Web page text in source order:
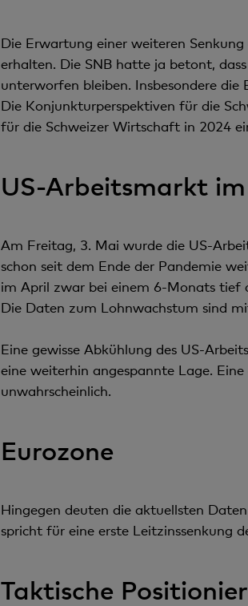
Die Erwartung einer weiteren
erhalten. Die SNB hatte ja betont,
unterworfen bleiben. Insbesondere
Die Konjunkturperspektiven für die
für die Schweizer Wirtschaft in 2024
US-Arbeitsmarkt
Am Freitag, 3. Mai wurde die US-
schon seit dem Ende der Pandemie
im April zwar bei einem 6-Monats tief
Die Daten zum Lohnwachstum sind
Eine gewisse Abkühlung des US-
eine weiterhin angespannte Lage.
unwahrscheinlich.
Eurozone
Hingegen deuten die aktuellsten
spricht für eine erste Leitzinssenkung
Taktische